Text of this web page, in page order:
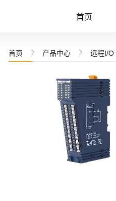
首页
通用型CODESYS PLC
模块化小型 CODESYS PLC
全国产跨界中小型PLC
首页  产品中心  远程I/O